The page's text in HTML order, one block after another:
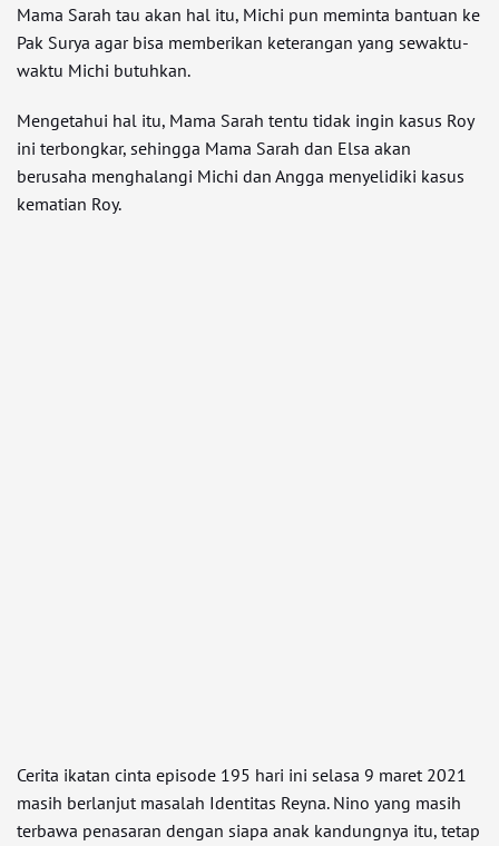
Mama Sarah tau akan hal itu, Michi pun meminta bantuan ke
Pak Surya agar bisa memberikan keterangan yang sewaktu-
waktu Michi butuhkan.
Mengetahui hal itu, Mama Sarah tentu tidak ingin kasus Roy
ini terbongkar, sehingga Mama Sarah dan Elsa akan
berusaha menghalangi Michi dan Angga menyelidiki kasus
kematian Roy.
Cerita ikatan cinta episode 195 hari ini selasa 9 maret 2021
masih berlanjut masalah Identitas Reyna. Nino yang masih
terbawa penasaran dengan siapa anak kandungnya itu, tetap